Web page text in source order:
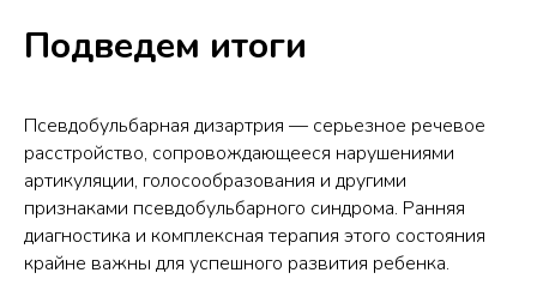
Подведем итоги
Псевдобульбарная дизартрия — серьезное речевое
расстройство, сопровождающееся нарушениями
артикуляции, голосообразования и другими
признаками псевдобульбарного синдрома. Ранняя
диагностика и комплексная терапия этого состояния
крайне важны для успешного развития ребенка.